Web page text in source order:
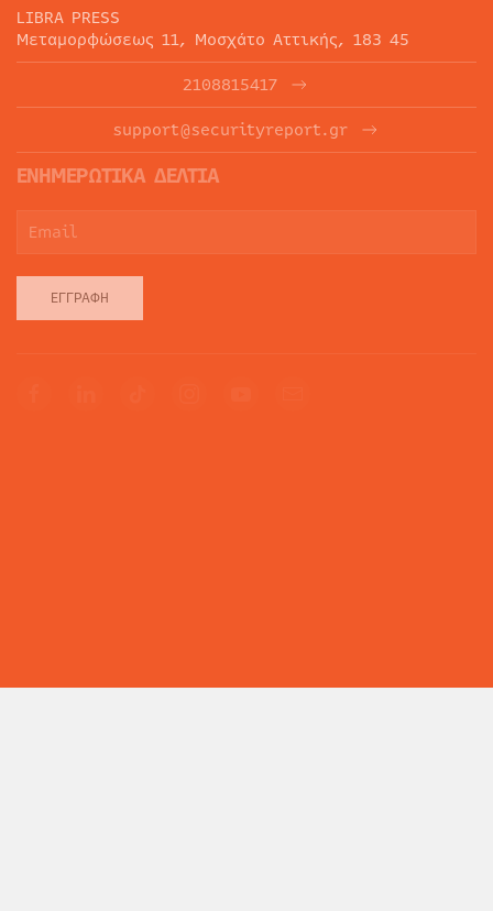
LIBRA PRESS
Μεταμορφώσεως 11, Μοσχάτο Αττικής, 183 45
2108815417
support@securityreport.gr
ΕΝΗΜΕΡΩΤΙΚΑ ΔΕΛΤΙΑ
ΕΓΓΡΑΦΉ